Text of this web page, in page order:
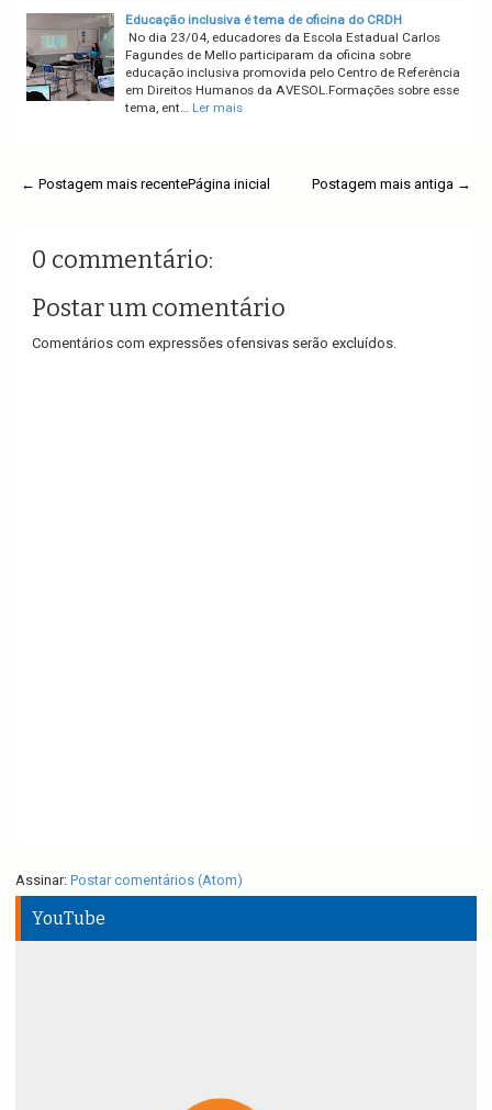
Educação inclusiva é tema de oficina do CRDH
No dia 23/04, educadores da Escola Estadual Carlos
Fagundes de Mello participaram da oficina sobre
educação inclusiva promovida pelo Centro de Referência
em Direitos Humanos da AVESOL.Formações sobre esse
tema, ent… Ler mais
← Postagem mais recente Postagem mais antiga →
Página inicial
0 commentário:
Postar um comentário
Comentários com expressões ofensivas serão excluídos.
Assinar: Postar comentários (Atom)
YouTube